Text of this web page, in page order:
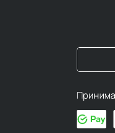
тщательного очищения